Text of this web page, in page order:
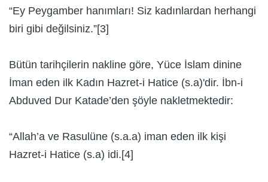
“Ey Peygamber hanımları! Siz kadınlardan herhangi
biri gibi değilsiniz.”[3]
Bütün tarihçilerin nakline göre, Yüce İslam dinine
İman eden ilk Kadın Hazret-i Hatice (s.a)'dir. İbn-i
Abduved Dur Katade’den şöyle nakletmektedir:
“Allah’a ve Rasulüne (s.a.a) iman eden ilk kişi
Hazret-i Hatice (s.a) idi.[4]